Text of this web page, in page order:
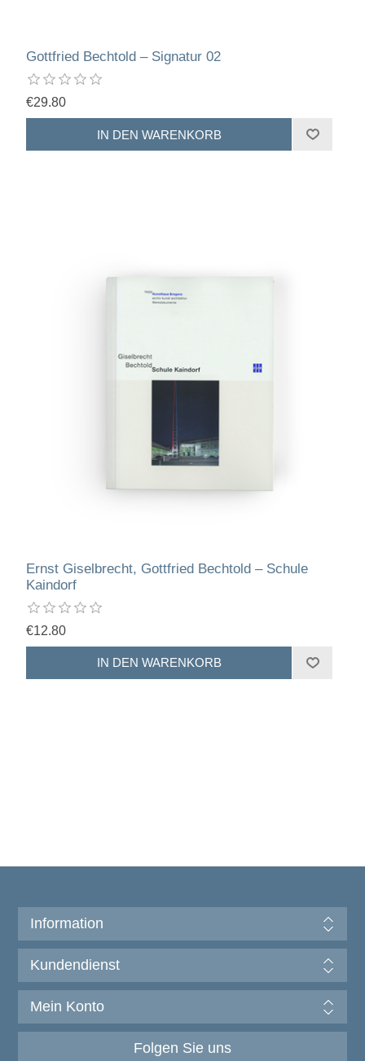
Gottfried Bechtold – Signatur 02
€29.80
Ernst Giselbrecht, Gottfried Bechtold – Schule
Kaindorf
€12.80
Information
Kundendienst
Mein Konto
Folgen Sie uns